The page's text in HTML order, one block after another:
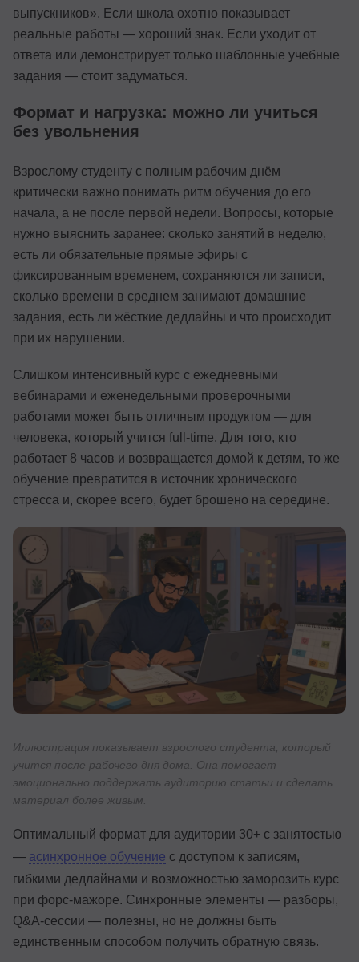
выпускников». Если школа охотно показывает
реальные работы — хороший знак. Если уходит от
ответа или демонстрирует только шаблонные учебные
задания — стоит задуматься.
Формат и нагрузка: можно ли учиться
без увольнения
Взрослому студенту с полным рабочим днём
критически важно понимать ритм обучения до его
начала, а не после первой недели. Вопросы, которые
нужно выяснить заранее: сколько занятий в неделю,
есть ли обязательные прямые эфиры с
фиксированным временем, сохраняются ли записи,
сколько времени в среднем занимают домашние
задания, есть ли жёсткие дедлайны и что происходит
при их нарушении.
Слишком интенсивный курс с ежедневными
вебинарами и еженедельными проверочными
работами может быть отличным продуктом — для
человека, который учится full-time. Для того, кто
работает 8 часов и возвращается домой к детям, то же
обучение превратится в источник хронического
стресса и, скорее всего, будет брошено на середине.
Иллюстрация показывает взрослого студента, который
учится после рабочего дня дома. Она помогает
эмоционально поддержать аудиторию статьи и сделать
материал более живым.
Оптимальный формат для аудитории 30+ с занятостью
— асинхронное обучение с доступом к записям,
гибкими дедлайнами и возможностью заморозить курс
при форс-мажоре. Синхронные элементы — разборы,
Q&A-сессии — полезны, но не должны быть
единственным способом получить обратную связь.